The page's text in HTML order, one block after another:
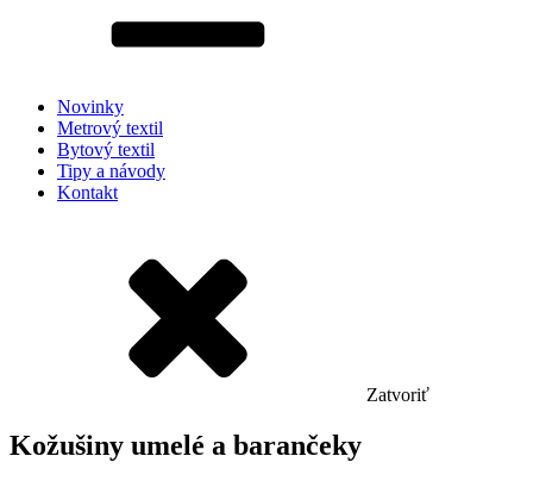
Novinky
Metrový textil
Bytový textil
Tipy a návody
Kontakt
Zatvoriť
Kožušiny umelé a barančeky